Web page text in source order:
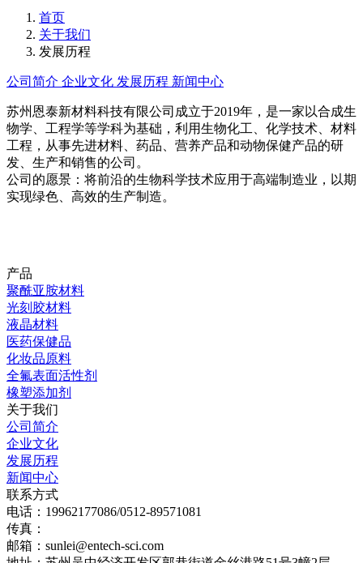
首页
关于我们
发展历程
公司简介 企业文化 发展历程 新闻中心
苏州恩泰新材料科技有限公司成立于2019年，是一家以合成生
物学、工程学等学科为基础，利用生物化工、化学技术、材料
工程，从事先进材料、药品、营养产品和动物保健产品的研
发、生产和销售的公司。
公司的愿景：将前沿的生物科学技术应用于高端制造业，以期
实现绿色、高效的生产制造。
产品
聚酰亚胺材料
光刻胶材料
液晶材料
医药保健品
化妆品原料
全氟表面活性剂
橡塑添加剂
关于我们
公司简介
企业文化
发展历程
新闻中心
联系方式
电话：19962177086/0512-89571081
传真：
邮箱：sunlei@entech-sci.com